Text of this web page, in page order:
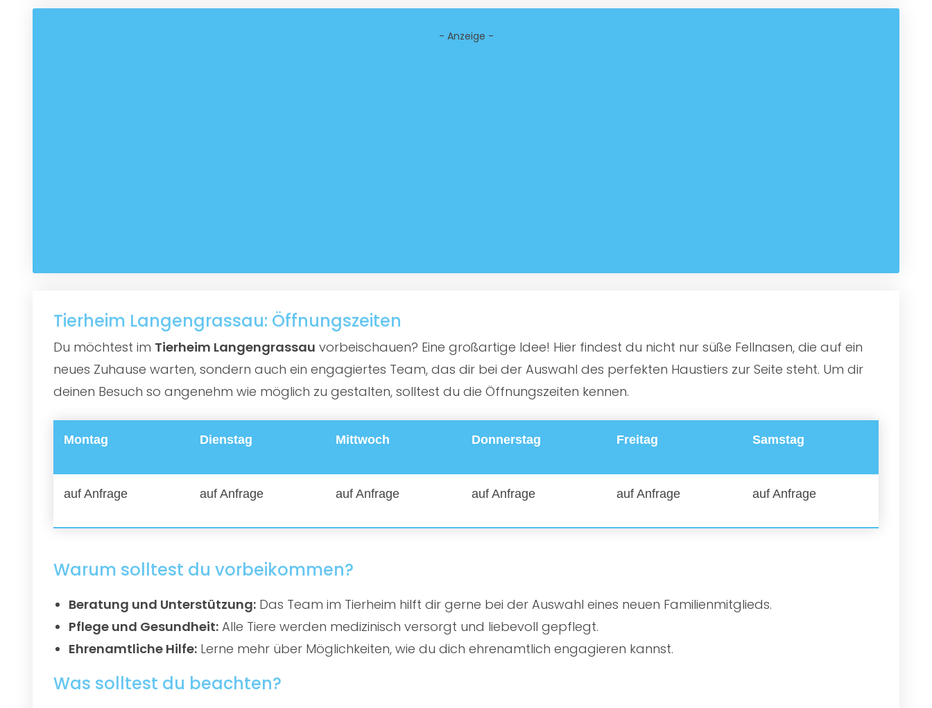
- Anzeige -
Tierheim Langengrassau: Öffnungszeiten
Du möchtest im Tierheim Langengrassau vorbeischauen? Eine großartige Idee! Hier findest du nicht nur süße Fellnasen, die auf ein
neues Zuhause warten, sondern auch ein engagiertes Team, das dir bei der Auswahl des perfekten Haustiers zur Seite steht. Um dir
deinen Besuch so angenehm wie möglich zu gestalten, solltest du die Öffnungszeiten kennen.
Montag Dienstag Mittwoch Donnerstag Freitag Samstag
auf Anfrage auf Anfrage auf Anfrage auf Anfrage auf Anfrage auf Anfrage
Warum solltest du vorbeikommen?
Beratung und Unterstützung: Das Team im Tierheim hilft dir gerne bei der Auswahl eines neuen Familienmitglieds.
Pflege und Gesundheit: Alle Tiere werden medizinisch versorgt und liebevoll gepflegt.
Ehrenamtliche Hilfe: Lerne mehr über Möglichkeiten, wie du dich ehrenamtlich engagieren kannst.
Was solltest du beachten?